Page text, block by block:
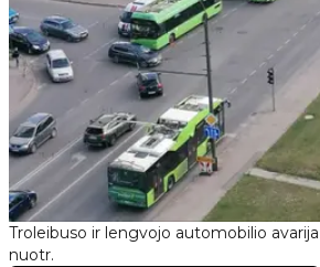
Troleibuso ir lengvojo automobilio
nuotr.